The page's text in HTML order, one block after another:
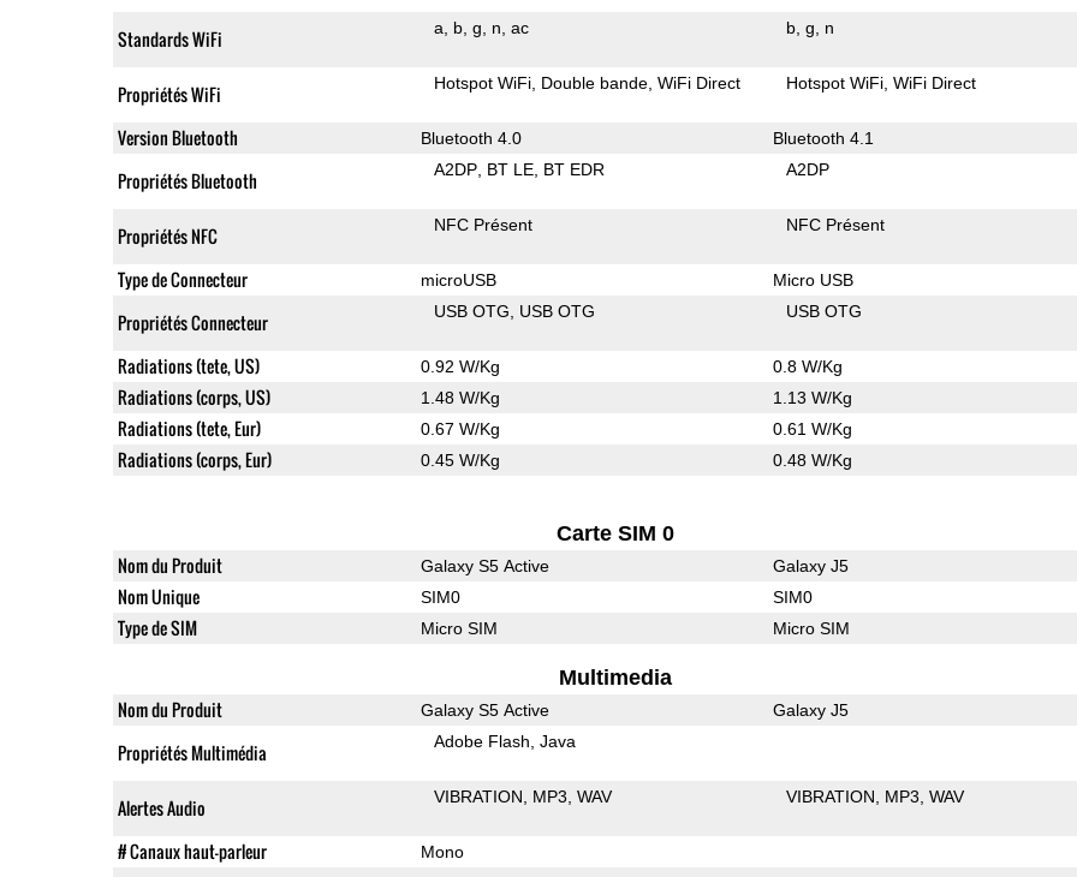
Standards WiFi a b g n ac b g n
Propriétés WiFi Hotspot WiFi Double bande WiFi Direct Hotspot WiFi WiFi Direct
Version Bluetooth Bluetooth 4.0 Bluetooth 4.1
Propriétés Bluetooth A2DP BT LE BT EDR A2DP
Propriétés NFC NFC Présent NFC Présent
Type de Connecteur microUSB Micro USB
Propriétés Connecteur USB OTG USB OTG USB OTG
Radiations (tete, US) 0.92 W/Kg 0.8 W/Kg
Radiations (corps, US) 1.48 W/Kg 1.13 W/Kg
Radiations (tete, Eur) 0.67 W/Kg 0.61 W/Kg
Radiations (corps, Eur) 0.45 W/Kg 0.48 W/Kg
Carte SIM 0
Nom du Produit Galaxy S5 Active Galaxy J5
Nom Unique SIM0 SIM0
Type de SIM Micro SIM Micro SIM
Multimedia
Nom du Produit Galaxy S5 Active Galaxy J5
Propriétés Multimédia Adobe Flash Java
Alertes Audio VIBRATION MP3 WAV VIBRATION MP3 WAV
# Canaux haut-parleur
Mono